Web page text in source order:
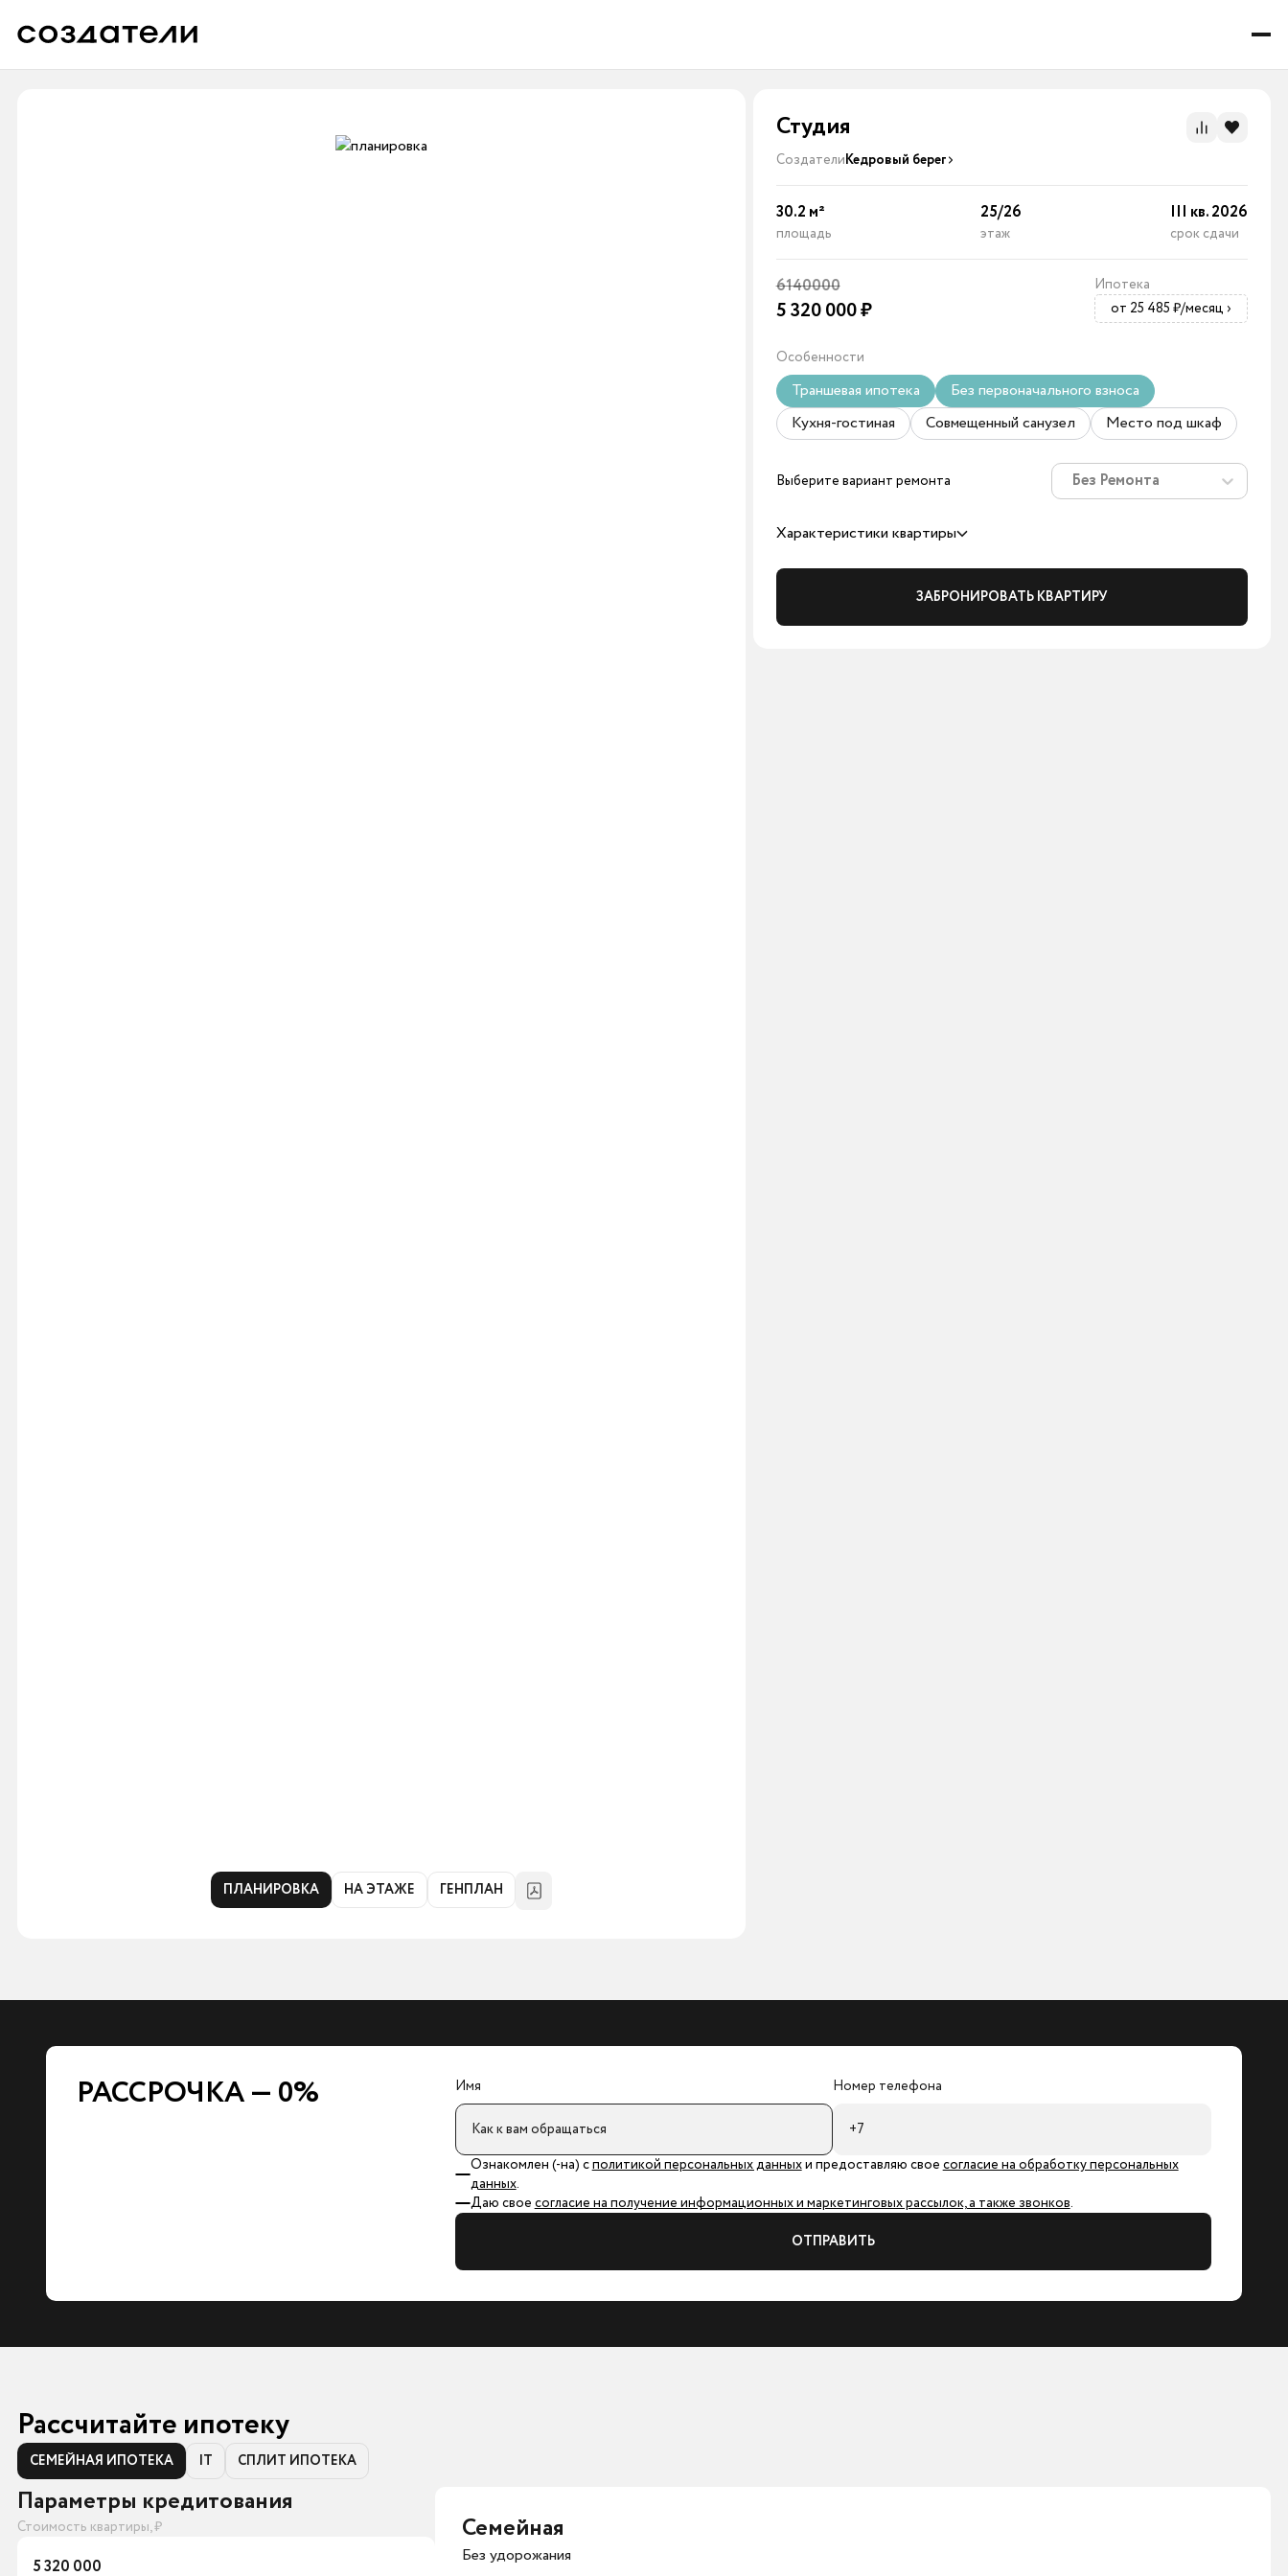
ПЛАНИРОВКА НА ЭТАЖЕ ГЕНПЛАН
Студия
СоздателиКедровый берег
30.2 м²
площадь
25/26
этаж
III кв. 2026
срок сдачи
6140000
5 320 000₽
Ипотека
от 25 485 ₽/месяц ›
Особенности
Траншевая ипотека
Без первоначального взноса
Кухня-гостиная
Совмещенный санузел Место под шкаф
Выберите вариант ремонта Без Ремонта
Характеристики квартиры
ЗАБРОНИРОВАТЬ КВАРТИРУ
РАССРОЧКА — 0% Имя Номер телефона
Ознакомлен (-на) сполитикой персональных данныхи предоставляю своесогласие на обработку персональных
данных.
Даю своесогласие на получение информационных и маркетинговых рассылок, а также звонков.
ОТПРАВИТЬ
Рассчитайте ипотеку
СЕМЕЙНАЯ ИПОТЕКА IT СПЛИТ ИПОТЕКА
Параметры кредитования
Стоимость квартиры, ₽
5 320 000
Семейная
Без удорожания